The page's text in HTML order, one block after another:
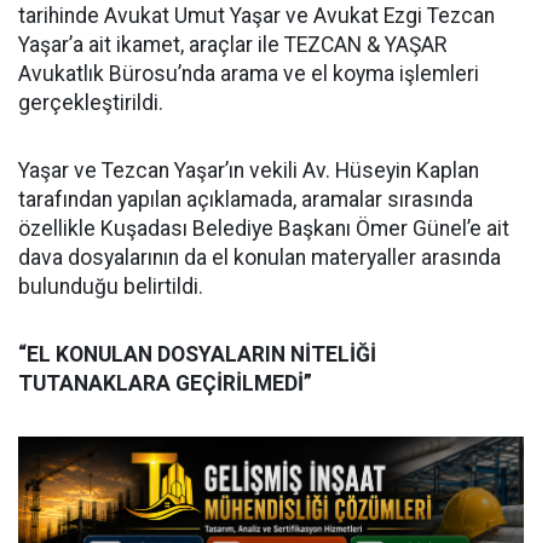
tarihinde Avukat Umut Yaşar ve Avukat Ezgi Tezcan
Yaşar’a ait ikamet, araçlar ile TEZCAN & YAŞAR
Avukatlık Bürosu’nda arama ve el koyma işlemleri
gerçekleştirildi.
Yaşar ve Tezcan Yaşar’ın vekili Av. Hüseyin Kaplan
tarafından yapılan açıklamada, aramalar sırasında
özellikle Kuşadası Belediye Başkanı Ömer Günel’e ait
dava dosyalarının da el konulan materyaller arasında
bulunduğu belirtildi.
“EL KONULAN DOSYALARIN NİTELİĞİ
TUTANAKLARA GEÇİRİLMEDİ”